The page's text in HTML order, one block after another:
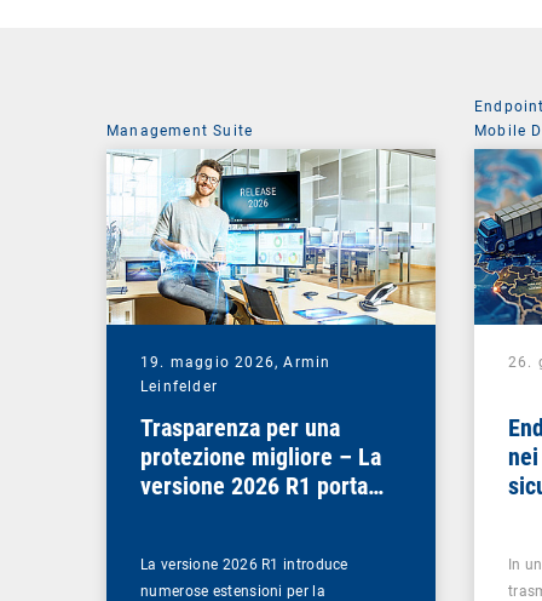
Management Suite
19. maggio 2026,Armin
Leinfelder
Trasparenza per una
protezione migliore – La
versione 2026 R1 porta
La versione 2026 R1 introduce
numerose estensioni per la
Mobile
26.
In